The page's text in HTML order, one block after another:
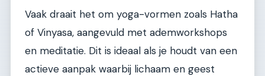
Vaak draait het om yoga-vormen zoals Hatha
of Vinyasa, aangevuld met ademworkshops
en meditatie. Dit is ideaal als je houdt van een
actieve aanpak waarbij lichaam en geest